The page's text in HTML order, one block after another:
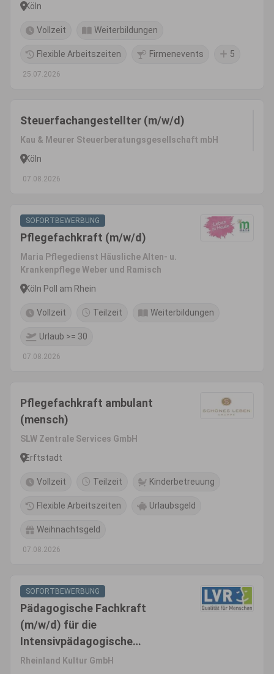
Köln
Vollzeit Weiterbildungen
Flexible Arbeitszeiten Firmenevents 5
25.07.2026
Steuerfachangestellter (m/w/d)
Kau & Meurer Steuerberatungsgesellschaft mbH
Köln
07.08.2026
SOFORTBEWERBUNG
Pflegefachkraft (m/w/d)
Maria Pflegedienst Häusliche Alten- u.
Krankenpflege Weber und Ramisch
Köln Poll am Rhein
Vollzeit Teilzeit Weiterbildungen
Urlaub >= 30
07.08.2026
Pflegefachkraft ambulant
(mensch)
SLW Zentrale Services GmbH
Erftstadt
Vollzeit Teilzeit Kinderbetreuung
Flexible Arbeitszeiten Urlaubsgeld
Weihnachtsgeld
07.08.2026
SOFORTBEWERBUNG
Pädagogische Fachkraft
(m/w/d) für die
Intensivpädagogische
Wohngruppe UMA Protect
Rheinland Kultur GmbH